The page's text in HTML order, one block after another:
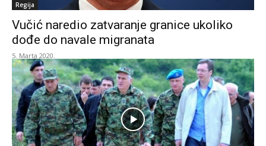
Regija
Vučić naredio zatvaranje granice ukoliko
dođe do navale migranata
5. Marta 2020.